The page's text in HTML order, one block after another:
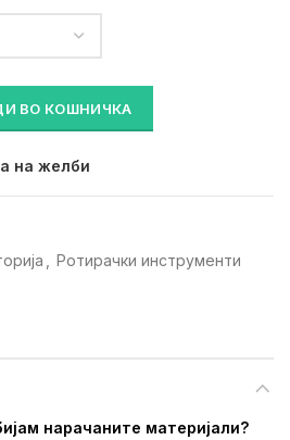
ВО КОШНИЧКА
на желби
Ротирачки инструменти
нарачаните материјали?